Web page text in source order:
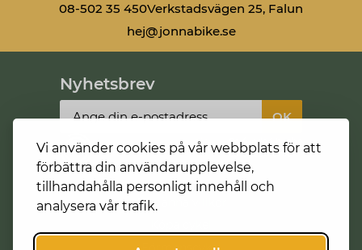
Vi använder cookies på vår webbplats för att
förbättra din användarupplevelse,
tillhandahålla personligt innehåll och
analysera vår trafik.
08-502 35 450Verkstadsvägen 25, Falun
hej@jonnabike.se
Nyhetsbrev
Allmänna villkor